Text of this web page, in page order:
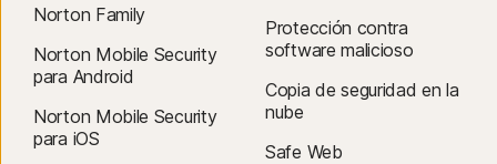
Norton Family
Norton Mobile Security
para Android
Norton Mobile Security
para iOS
Protección contra
software malicioso
Copia de seguridad en la
nube
Safe Web